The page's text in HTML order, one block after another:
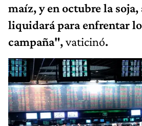
maíz, y en octubre la soja,
liquidará para enfrentar
campaña",vaticinó.